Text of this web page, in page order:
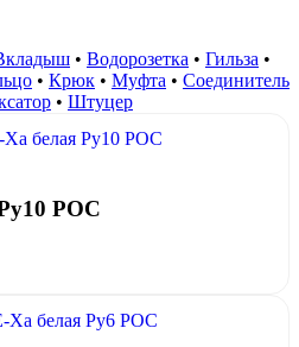
• Водорозетка • Гильза •
• Крюк • Муфта • Соединитель
• Штуцер
РОС